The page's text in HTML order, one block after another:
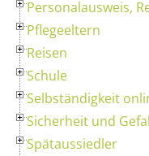
Personalausweis,
Pflegeeltern
Reisen
Schule
Selbständigkeit
Sicherheit und
Spätaussiedler